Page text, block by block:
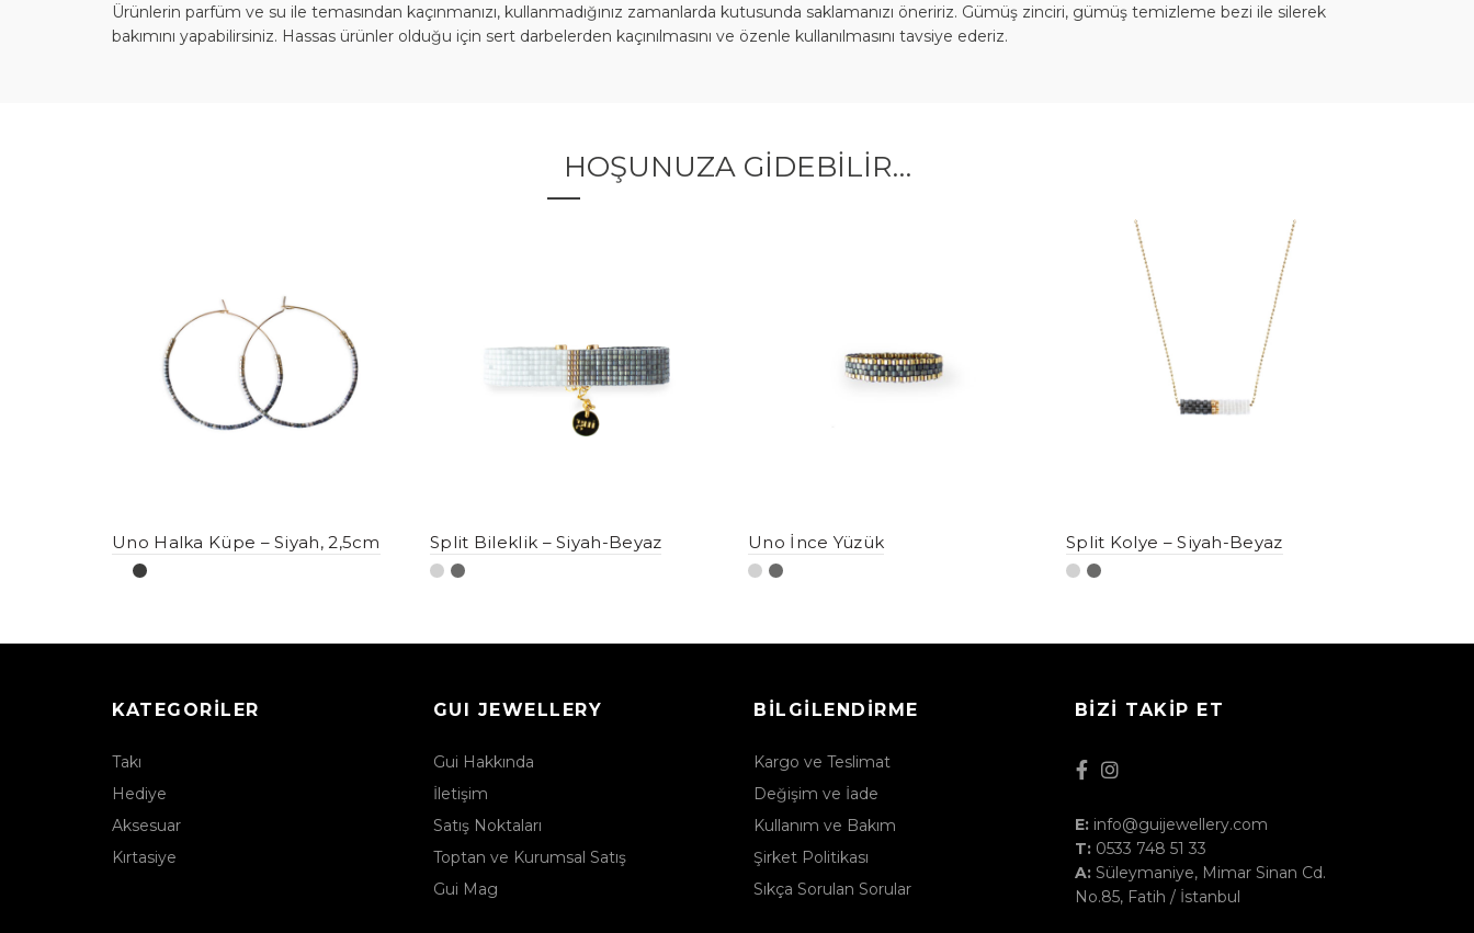
Ürünlerin parfüm ve su ile temasından kaçınmanızı, kullanmadığınız zamanlarda kutusunda saklamanızı öneririz. Gümüş zinciri, gümüş temizleme bezi ile silerek
bakımını yapabilirsiniz. Hassas ürünler olduğu için sert darbelerden kaçınılmasını ve özenle kullanılmasını tavsiye ederiz.
HOŞUNUZA GIDEBILIR…
Uno Halka Küpe – Siyah, 2,5cm Split Bileklik – Siyah-Beyaz Uno İnce Yüzük Split Kolye – Siyah-Beyaz
KATEGORILER
Takı
Hediye
Aksesuar
Kırtasiye
GUI JEWELLERY
Gui Hakkında
İletişim
Satış Noktaları
Toptan ve Kurumsal Satış
Gui Mag
BILGILENDIRME
Kargo ve Teslimat
Değişim ve İade
Kullanım ve Bakım
Şirket Politikası
Sıkça Sorulan Sorular
BIZI TAKIP ET
E: info@guijewellery.com
T: 0533 748 51 33
A:Süleymaniye, Mimar Sinan Cd.
No.85, Fatih / İstanbul